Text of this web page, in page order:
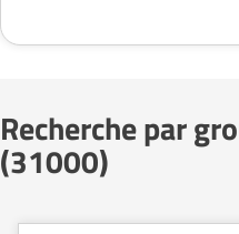
Recherche par
(31000)